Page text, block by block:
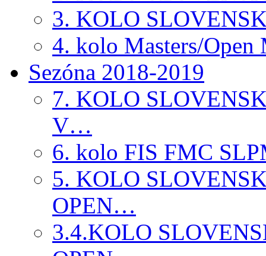
3. KOLO
4. kolo Masters/
Sezóna 2018-2019
7. KOLO
V…
6. kolo FIS FMC
5. KOLO
OPEN…
3.4.KOLO